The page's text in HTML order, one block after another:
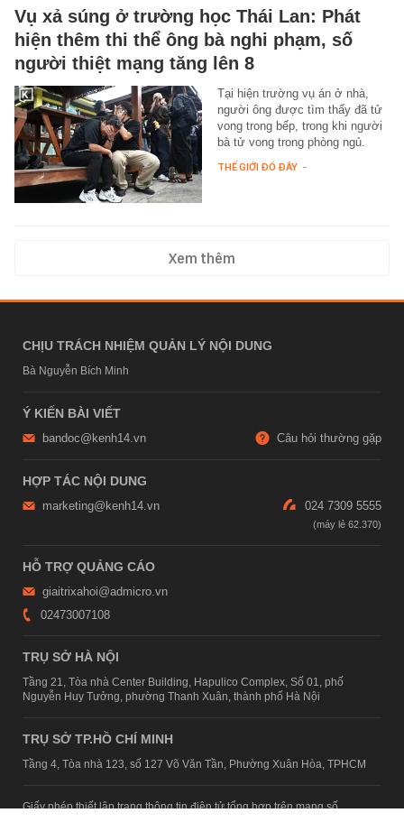
Vụ xả súng ở trường học Thái Lan: Phát
hiện thêm thi thể ông bà nghi phạm, số
người thiệt mạng tăng lên 8
Tại hiện trường vụ án ở nhà,
người ông được tìm thấy đã tử
vong trong bếp, trong khi người
bà tử vong trong phòng ngủ.
THẾ GIỚI ĐÓ ĐÂY -
Xem thêm
CHỊU TRÁCH NHIỆM QUẢN LÝ NỘI DUNG
Bà Nguyễn Bích Minh
Ý KIẾN BÀI VIẾT
bandoc@kenh14.vn Câu hỏi thường gặp
HỢP TÁC NỘI DUNG
marketing@kenh14.vn 024 7309 5555
HỖ TRỢ QUẢNG CÁO
giaitrixahoi@admicro.vn
02473007108
TRỤ SỞ HÀ NỘI
Tầng 21, Tòa nhà Center Building, Hapulico Complex, Số 01, phố
Nguyễn Huy Tưởng, phường Thanh Xuân, thành phố Hà Nội
TRỤ SỞ TP.HỒ CHÍ MINH
Tầng 4, Tòa nhà 123, số 127 Võ Văn Tần, Phường Xuân Hòa, TPHCM
Giấy phép thiết lập trang thông tin điện tử tổng hợp trên mạng số